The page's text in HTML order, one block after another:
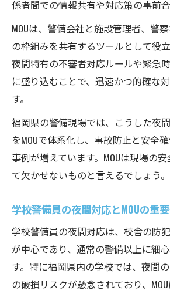
係者間での情報共有や対応策の事前合
MOUは、警備会社と施設管理者、警
の枠組みを共有するツールとして役
夜間特有の不審者対応ルールや緊急
に盛り込むことで、迅速かつ的確な
す。
福岡県の警備現場では、こうした夜
をMOUで体系化し、事故防止と安全
事例が増えています。MOUは現場の
て欠かせないものと言えるでしょう。
学校警備員の夜間対応とMOUの重
学校警備員の夜間対応は、校舎の防
が中心であり、通常の警備以上に細
す。特に福岡県内の学校では、夜間
の破損リスクが懸念されており、